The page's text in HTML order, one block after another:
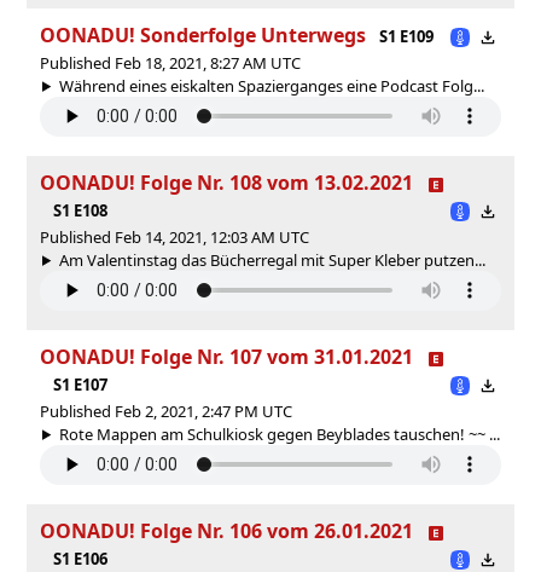
OONADU! Sonderfolge Unterwegs
S1 E109
Published Feb 18, 2021, 8:27 AM UTC
Während eines eiskalten Spazierganges eine Podcast Folg...
OONADU! Folge Nr. 108 vom 13.02.2021
S1 E108
Published Feb 14, 2021, 12:03 AM UTC
Am Valentinstag das Bücherregal mit Super Kleber putzen...
OONADU! Folge Nr. 107 vom 31.01.2021
S1 E107
Published Feb 2, 2021, 2:47 PM UTC
Rote Mappen am Schulkiosk gegen Beyblades tauschen! ~~ ...
OONADU! Folge Nr. 106 vom 26.01.2021
S1 E106